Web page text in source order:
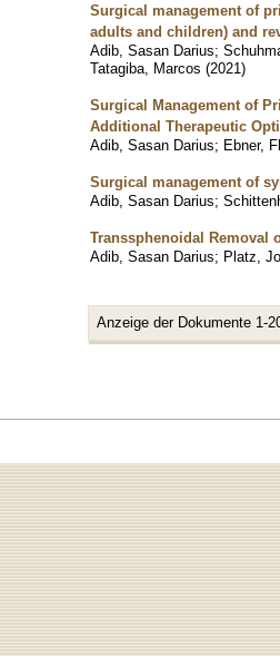
Surgical management of
adults and children) and
Adib, Sasan Darius;
Tatagiba, Marcos (2021)
Surgical Management of
Additional Therapeutic
Adib, Sasan Darius; Ebner,
Surgical management of
Adib, Sasan Darius;
Transsphenoidal Removal
Adib, Sasan Darius; Platz,
Anzeige der Dokumente 1-